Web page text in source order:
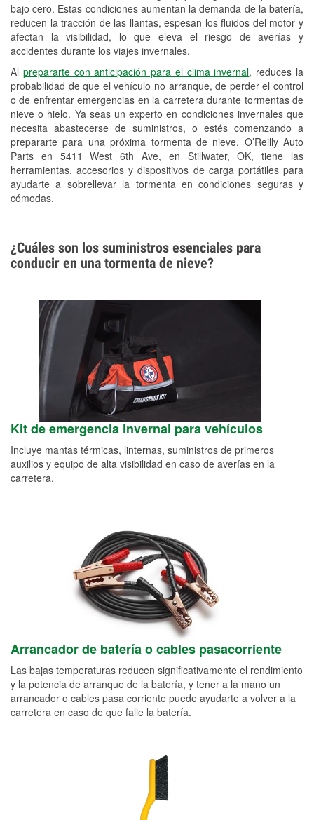
bajo cero. Estas condiciones aumentan la demanda de la batería,
reducen la tracción de las llantas, espesan los fluidos del motor y
afectan la visibilidad, lo que eleva el riesgo de averías y
accidentes durante los viajes invernales.
Al prepararte con anticipación para el clima invernal, reduces la
probabilidad de que el vehículo no arranque, de perder el control
o de enfrentar emergencias en la carretera durante tormentas de
nieve o hielo. Ya seas un experto en condiciones invernales que
necesita abastecerse de suministros, o estés comenzando a
prepararte para una próxima tormenta de nieve, O’Reilly Auto
Parts en 5411 West 6th Ave, en Stillwater, OK, tiene las
herramientas, accesorios y dispositivos de carga portátiles para
ayudarte a sobrellevar la tormenta en condiciones seguras y
cómodas.
Herramientas
Rectificación de tambores y discos de
freno
Snowstorm Supplies
Tornado Supplies
Conoce más
¿Cuáles son los suministros esenciales para
conducir en una tormenta de nieve?
Kit de emergencia invernal para vehículos
Incluye mantas térmicas, linternas, suministros de primeros
auxilios y equipo de alta visibilidad en caso de averías en la
carretera.
Arrancador de batería o cables pasacorriente
Las bajas temperaturas reducen significativamente el rendimiento
y la potencia de arranque de la batería, y tener a la mano un
arrancador o cables pasa corriente puede ayudarte a volver a la
carretera en caso de que falle la batería.